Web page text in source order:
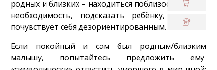
родных и близких – находиться поблизости, и, при
необходимость, подсказать ребёнку, если он
почувствует себя дезориентированным.
Если покойный и сам был родным/близким
малышу, попытайтесь предложить ему